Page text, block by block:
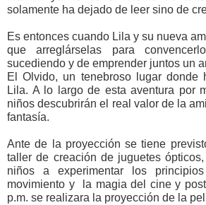
solamente ha dejado de leer sino de
Es entonces cuando Lila y su nueva
que arreglárselas para
sucediendo y de emprender juntos un
El Olvido, un tenebroso lugar
Lila. A lo largo de esta aventura por
niños descubrirán el real valor de la
fantasía.
Ante de la proyección se tiene
taller de creación de juguetes
niños a experimentar los
movimiento y la magia del cine y
p.m. se realizara la proyección de la